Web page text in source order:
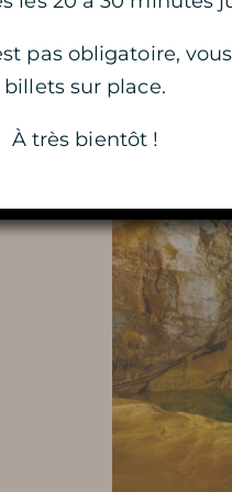
S’ENFLAMME
DU PETIT
DES LUMIÈRES
gré de
téléphone
pas obligatoire,
billets sur place.
À très bientôt !